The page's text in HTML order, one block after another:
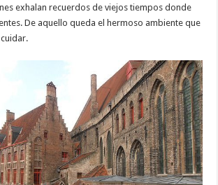
exhalan recuerdos de viejos tiempos donde
De aquello queda el hermoso ambiente que